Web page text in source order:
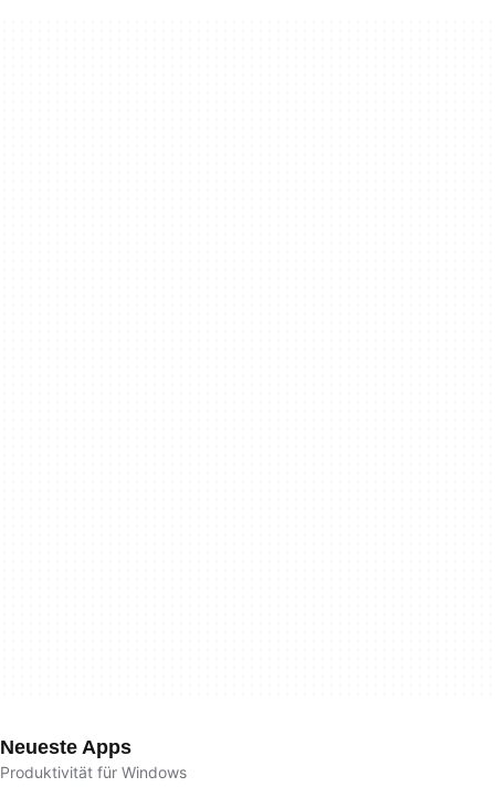
Neueste Apps
Produktivität für Windows